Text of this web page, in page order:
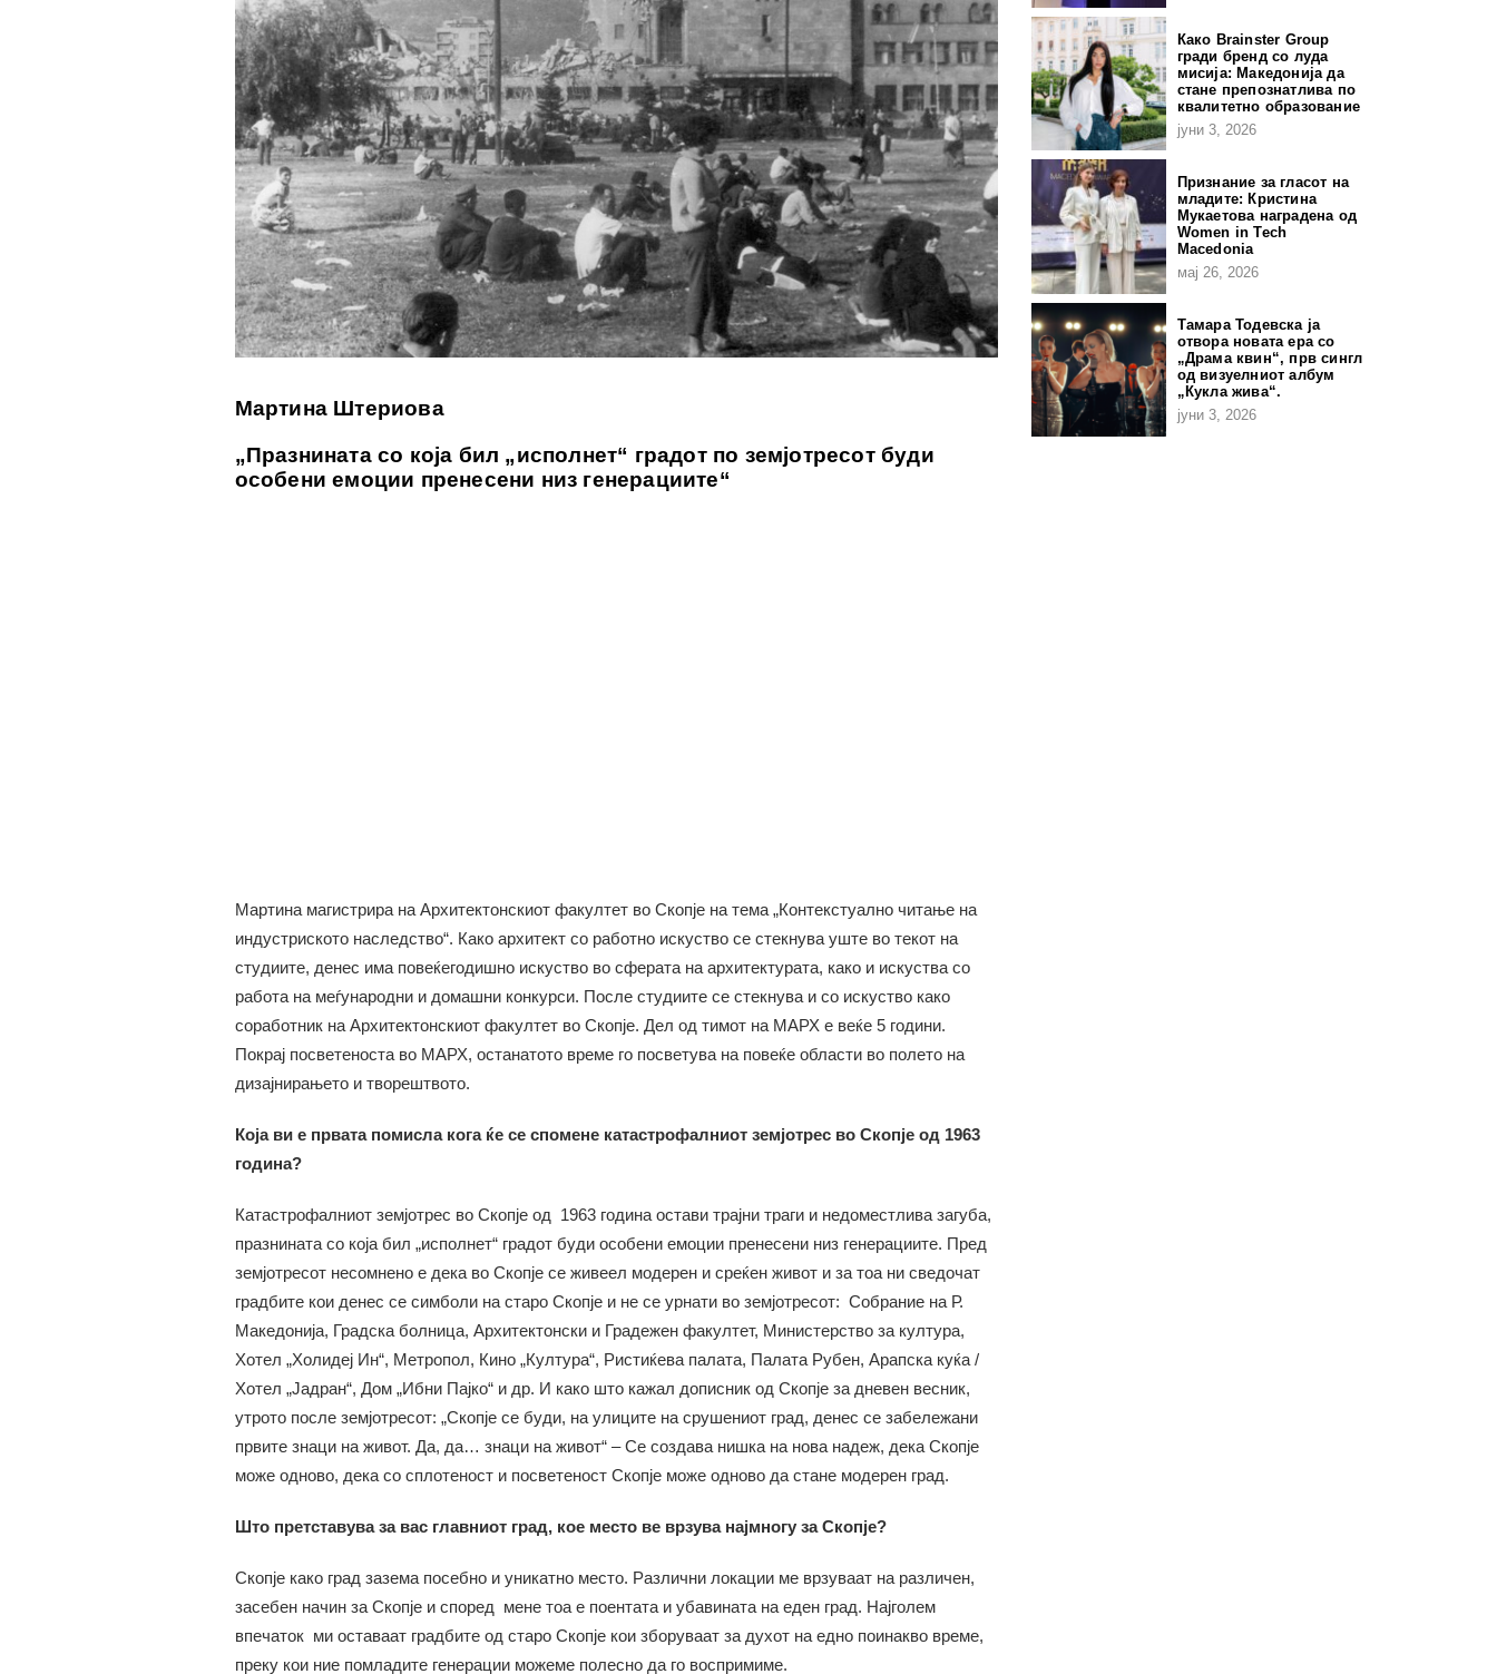
Мартина Штериова
„Празнината со која бил „исполнет“ градот по земјотресот буди
особени емоции пренесени низ генерациите“
Мартина магистрира на Архитектонскиот факултет во Скопје на тема „Контекстуално читање на
индустриското наследство“. Како архитект со работно искуство се стекнува уште во текот на
студиите, денес има повеќегодишно искуство во сферата на архитектурата, како и искуства со
работа на меѓународни и домашни конкурси. После студиите се стекнува и со искуство како
соработник на Архитектонскиот факултет во Скопје. Дел од тимот на МАРХ е веќе 5 години.
Покрај посветеноста во МАРХ, останатото време го посветува на повеќе области во полето на
дизајнирањето и творештвото.
Која ви е првата помисла кога ќе се спомене катастрофалниот земјотрес во Скопје од 1963
година?
Катастрофалниот земјотрес во Скопје од 1963 година остави трајни траги и недоместлива загуба,
празнината со која бил „исполнет“ градот буди особени емоции пренесени низ генерациите. Пред
земјотресот несомнено е дека во Скопје се живеел модерен и среќен живот и за тоа ни сведочат
градбите кои денес се симболи на старо Скопје и не се урнати во земјотресот: Собрание на Р.
Македонија, Градска болница, Архитектонски и Градежен факултет, Министерство за култура,
Хотел „Холидеј Ин“, Метропол, Кино „Култура“, Ристиќева палата, Палата Рубен, Арапска куќа /
Хотел „Јадран“, Дом „Ибни Пајко“ и др. И како што кажал дописник од Скопје за дневен весник,
утрото после земјотресот: „Скопје се буди, на улиците на срушениот град, денес се забележани
првите знаци на живот. Да, да… знаци на живот“ – Се создава нишка на нова надеж, дека Скопје
може одново, дека со сплотеност и посветеност Скопје може одново да стане модерен град.
Што претставува за вас главниот град, кое место ве врзува најмногу за Скопје?
Скопје како град зазема посебно и уникатно место. Различни локации ме врзуваат на различен,
засебен начин за Скопје и според мене тоа е поентата и убавината на еден град. Најголем
впечаток ми оставаат градбите од старо Скопје кои зборуваат за духот на едно поинакво време,
преку кои ние помладите генерации можеме полесно да го воспримиме.
Како Brainster Group
гради бренд со луда
мисија: Македонија да
стане препознатлива по
квалитетно образование
јуни 3, 2026
Признание за гласот на
младите: Кристина
Мукаетова наградена од
Women in Tech
Macedonia
мај 26, 2026
Тамара Тодевска ја
отвора новата ера со
„Драма квин“, прв сингл
од визуелниот албум
„Кукла жива“.
јуни 3, 2026